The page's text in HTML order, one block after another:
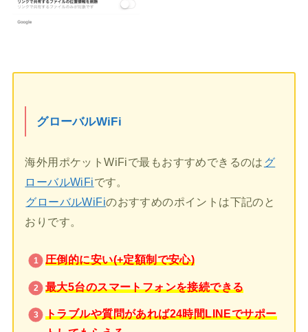
グローバルWiFi
海外用ポケットWiFiで最もおすすめできるのは グ
ローバルWiFiです。
グローバルWiFiのおすすめのポイントは下記のと
おりです。
圧倒的に安い(+定額制で安心)
最大5台のスマートフォンを接続できる
トラブルや質問があれば24時間LINEでサポー